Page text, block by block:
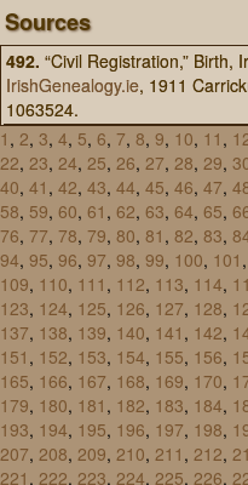
Sources
492. “Civil Registration,” Birth,
IrishGenealogy.ie, 1911
1063524.
1 , 2, 3, 4, 5, 6, 7, 8, 9, 10, 11 ,
22, 23, 24, 25, 26, 27, 28, 29,
40, 41 , 42, 43, 44, 45, 46, 47,
58, 59, 60, 61 , 62, 63, 64, 65,
76, 77, 78, 79, 80, 81 , 82, 83,
94, 95, 96, 97, 98, 99, 100, 101 ,
109, 110, 111 , 112, 113, 114,
123, 124, 125, 126, 127, 128,
137, 138, 139, 140, 141 , 142,
151 , 152, 153, 154, 155, 156,
165, 166, 167, 168, 169, 170,
179, 180, 181 , 182, 183, 184,
193, 194, 195, 196, 197, 198,
207, 208, 209, 210, 211 , 212,
221 , 222, 223, 224, 225, 226,